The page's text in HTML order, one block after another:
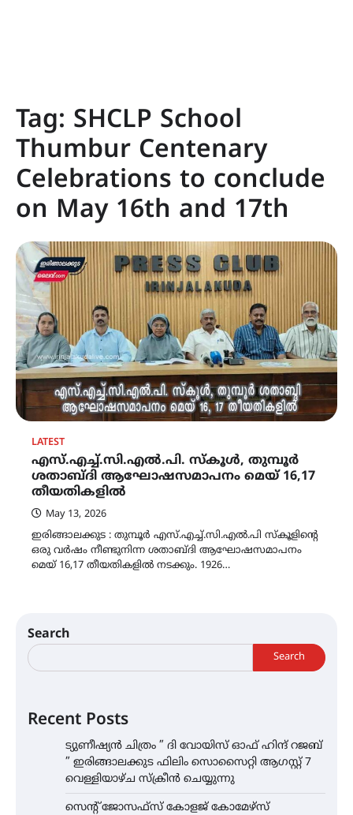
Tag: SHCLP School
Thumbur Centenary
Celebrations to conclude
on May 16th and 17th
LATEST
എസ്.എച്ച്.സി.എൽ.പി. സ്‌കൂൾ, തുമ്പൂർ
ശതാബ്ദി ആഘോഷസമാപനം മെയ് 16,17
തീയതികളിൽ
May 13, 2026
ഇരിങ്ങാലക്കുട : തുമ്പൂർ എസ്.എച്ച്‌.സി.എൽ.പി സ്‌കൂളിൻ്റെ
ഒരു വർഷം നീണ്ടുനിന്ന ശതാബ്ദി ആഘോഷസമാപനം
മെയ് 16,17 തീയതികളിൽ നടക്കും. 1926…
Search
Search
Recent Posts
ട്യുണീഷ്യൻ ചിത്രം ” ദി വോയിസ് ഓഫ് ഹിന്ദ് റജബ്
” ഇരിങ്ങാലക്കുട ഫിലിം സൊസൈറ്റി ആഗസ്റ്റ് 7
വെള്ളിയാഴ്ച സ്‌ക്രീൻ ചെയ്യുന്നു
സെന്റ് ജോസഫ്സ് കോളജ് കോമേഴ്‌സ്